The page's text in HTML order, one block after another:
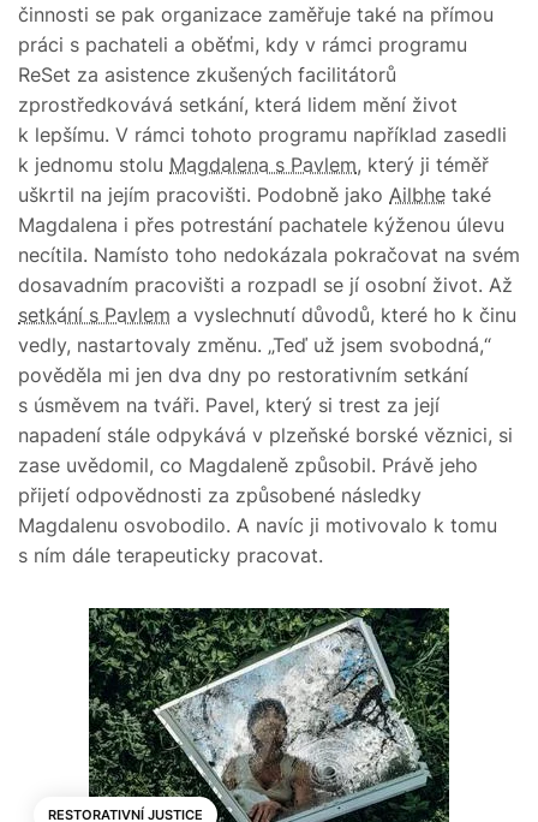
činnosti se pak organizace zaměřuje také na přímou
práci s pachateli a oběťmi, kdy v rámci programu
ReSet za asistence zkušených facilitátorů
zprostředkovává setkání, která lidem mění život
k lepšímu. V rámci tohoto programu například zasedli
k jednomu stolu Magdalena s Pavlem, který ji téměř
uškrtil na jejím pracovišti. Podobně jako Ailbhe také
Magdalena i přes potrestání pachatele kýženou úlevu
necítila. Namísto toho nedokázala pokračovat na svém
dosavadním pracovišti a rozpadl se jí osobní život. Až
setkání s Pavlem a vyslechnutí důvodů, které ho k činu
vedly, nastartovaly změnu. „Teď už jsem svobodná,“
pověděla mi jen dva dny po restorativním setkání
s úsměvem na tváři. Pavel, který si trest za její
napadení stále odpykává v plzeňské borské věznici, si
zase uvědomil, co Magdaleně způsobil. Právě jeho
přijetí odpovědnosti za způsobené následky
Magdalenu osvobodilo. A navíc ji motivovalo k tomu
s ním dále terapeuticky pracovat.
RESTORATIVNÍ JUSTICE